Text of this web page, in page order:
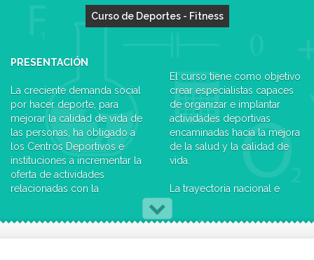
Curso de Deportes - Fitness
PRESENTACIÓN
La creciente demanda social
por hacer deporte, para
mejorar la calidad de vida de
las personas, ha obligado a
los Centros Deportivos e
instituciones a incrementar la
oferta de actividades
relacionadas con la
El curso tiene como objetivo
crear especialistas capaces
de organizar e implantar
actividades deportivas
encaminadas hacia la mejora
de la salud y la calidad de
vida.
La trayectoria nacional e
internacional del curso, el
nivel y experiencia de su